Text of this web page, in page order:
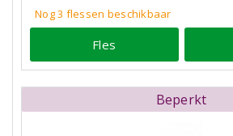
Nog 3 flessen beschikbaar
Fles
Beperkt